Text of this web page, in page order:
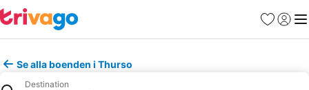
Favoriter
Logga
Se alla boenden i Thurso
Destination